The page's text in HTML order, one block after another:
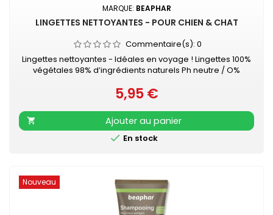
MARQUE: BEAPHAR
LINGETTES NETTOYANTES - POUR CHIEN & CHAT
Commentaire(s): 0
Lingettes nettoyantes - Idéales en voyage ! Lingettes 100%
végétales 98% d’ingrédients naturels Ph neutre / O%
&amp; à la Pro-Vitamine B5 Sachet refermable de 30
lingettes
Prix
5,95 €

Ajouter au panier
 En stock
Nouveau